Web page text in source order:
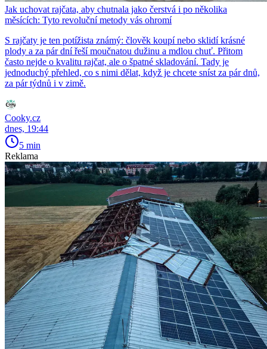
Jak uchovat rajčata, aby chutnala jako čerstvá i po několika
měsících: Tyto revoluční metody vás ohromí
S rajčaty je ten potížista známý: člověk koupí nebo sklidí krásné
plody a za pár dní řeší moučnatou dužinu a mdlou chuť. Přitom
často nejde o kvalitu rajčat, ale o špatné skladování. Tady je
jednoduchý přehled, co s nimi dělat, když je chcete sníst za pár dnů,
za pár týdnů i v zimě.
Cooky.cz
dnes, 19:44
5 min
Reklama